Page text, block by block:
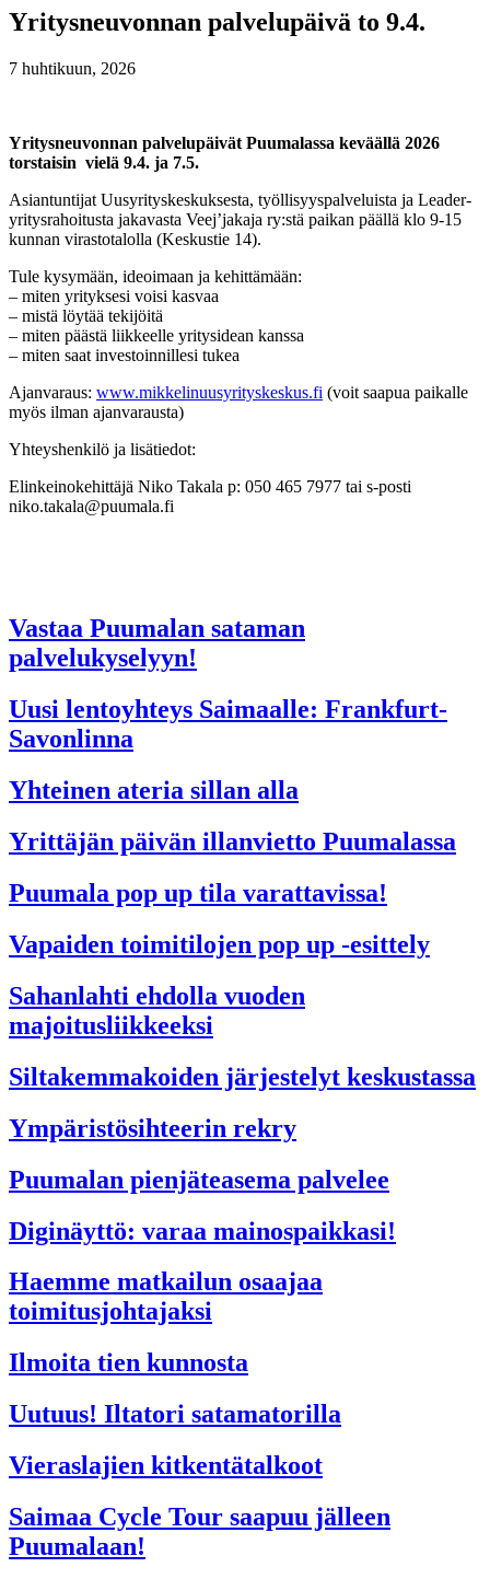
Yritysneuvonnan palvelupäivä to 9.4.
7 huhtikuun, 2026
Yritysneuvonnan palvelupäivät Puumalassa keväällä 2026
torstaisin vielä 9.4. ja 7.5.
Asiantuntijat Uusyrityskeskuksesta, työllisyyspalveluista ja Leader-
yritysrahoitusta jakavasta Veej’jakaja ry:stä paikan päällä klo 9-15
kunnan virastotalolla (Keskustie 14).
Tule kysymään, ideoimaan ja kehittämään:
– miten yrityksesi voisi kasvaa
– mistä löytää tekijöitä
– miten päästä liikkeelle yritysidean kanssa
– miten saat investoinnillesi tukea
Ajanvaraus: www.mikkelinuusyrityskeskus.fi (voit saapua paikalle
myös ilman ajanvarausta)
Yhteyshenkilö ja lisätiedot:
Elinkeinokehittäjä Niko Takala p: 050 465 7977 tai s-posti
niko.takala@puumala.fi
Vastaa Puumalan sataman
palvelukyselyyn!
Uusi lentoyhteys Saimaalle: Frankfurt-
Savonlinna
Yhteinen ateria sillan alla
Yrittäjän päivän illanvietto Puumalassa
Puumala pop up tila varattavissa!
Vapaiden toimitilojen pop up -esittely
Sahanlahti ehdolla vuoden
majoitusliikkeeksi
Siltakemmakoiden järjestelyt keskustassa
Ympäristösihteerin rekry
Puumalan pienjäteasema palvelee
Diginäyttö: varaa mainospaikkasi!
Haemme matkailun osaajaa
toimitusjohtajaksi
Ilmoita tien kunnosta
Uutuus! Iltatori satamatorilla
Vieraslajien kitkentätalkoot
Saimaa Cycle Tour saapuu jälleen
Puumalaan!